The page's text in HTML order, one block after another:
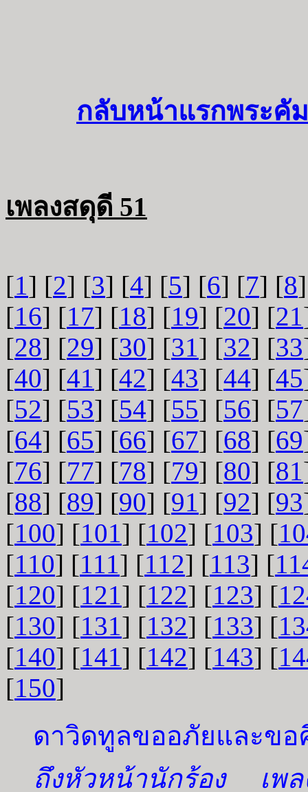
กลับหน้าแรกพระคั
เพลงสดุดี 51
[1] [2] [3] [4] [5] [6] [7] [8
[16] [17] [18] [19] [20] [21
[28] [29] [30] [31] [32] [33
[40] [41] [42] [43] [44] [45
[52] [53] [54] [55] [56] [57
[64] [65] [66] [67] [68] [69
[76] [77] [78] [79] [80] [81
[88] [89] [90] [91] [92] [93
[100] [101] [102] [103] [
[110] [111] [112] [113] [
[120] [121] [122] [123] [
[130] [131] [132] [133] [
[140] [141] [142] [143] [
[150]
ดาวิดทูลขออภัยและขอ
ถึงหัวหน้านักร้อง เพ